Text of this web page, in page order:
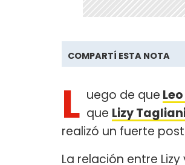
COMPARTÍ ESTA NOTA
L uego de que
que Lizy
realizó un fuerte
La relación entre